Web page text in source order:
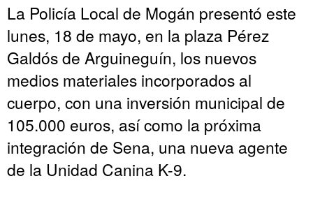
La Policía Local de Mogán presentó este
lunes, 18 de mayo, en la plaza Pérez
Galdós de Arguineguín, los nuevos
medios materiales incorporados al
cuerpo, con una inversión municipal de
105.000 euros, así como la próxima
integración de Sena, una nueva agente
de la Unidad Canina K-9.